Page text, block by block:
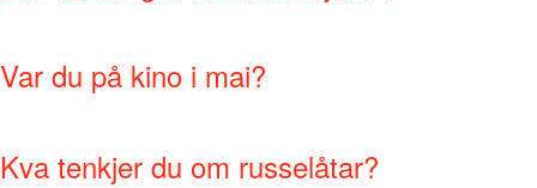
Var du på kino i mai?
Kva tenkjer du om russelåtar?